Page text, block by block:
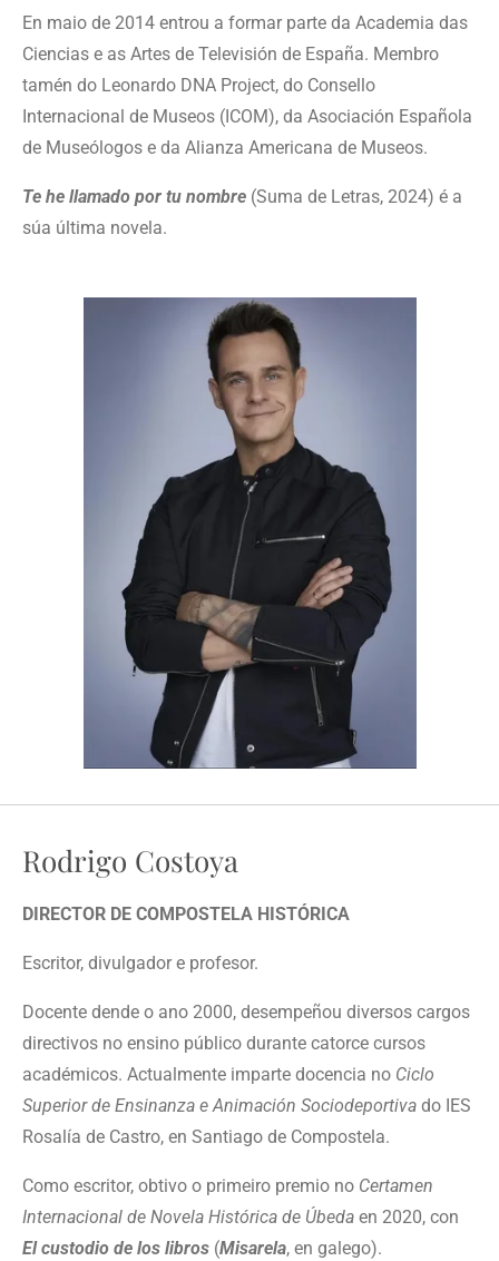
En maio de 2014 entrou a formar parte da Academia das
Ciencias e as Artes de Televisión de España. Membro
tamén do Leonardo DNA Project, do Consello
Internacional de Museos (ICOM), da Asociación Española
de Museólogos e da Alianza Americana de Museos.
Te he llamado por tu nombre (Suma de Letras, 2024) é a
súa última novela.
Rodrigo Costoya
DIRECTOR DE COMPOSTELA HISTÓRICA
Escritor, divulgador e profesor.
Docente dende o ano 2000, desempeñou diversos cargos
directivos no ensino público durante catorce cursos
académicos. Actualmente imparte docencia no Ciclo
Superior de Ensinanza e Animación Sociodeportiva do IES
Rosalía de Castro, en Santiago de Compostela.
Como escritor, obtivo o primeiro premio no Certamen
Internacional de Novela Histórica de Úbeda en 2020, con
El custodio de los libros (Misarela, en galego).